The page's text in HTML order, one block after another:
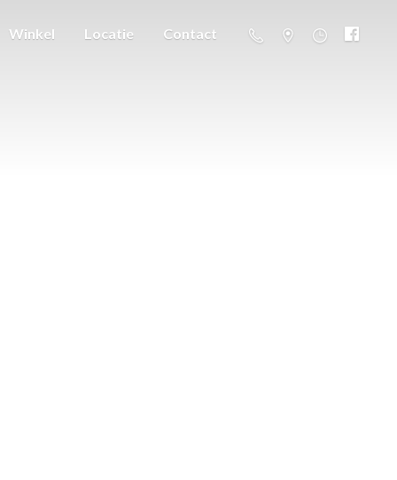
Winkel Locatie Contact